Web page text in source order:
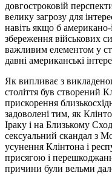
довгостроковій
велику загрозу для
навіть якщо б
збереження військових
важливим елементом у
давні американські
Як випливає з
століття був створений
прискорення
задоволені тим, як
Іраку і на Близькому
сексуальний скандал з
усунення Клінтона і
присягою і
причини були вельми